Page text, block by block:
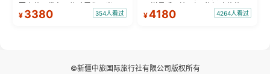
军山落日缆车，体验雪都风光 3.
将军山，夕阳派对，蹦迪party 4.
¥ 3380 354人看过
西洋最后一滴眼泪”的极致蔚蓝，
让雪山、花海与深邃湖水在转弯
¥4180 4264人看过
©新疆中旅国际旅行社有限公司版权所有